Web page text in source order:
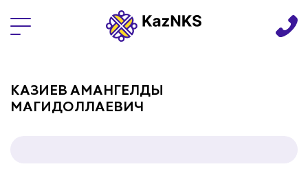
КАЗИЕВ АМАНГЕЛДЫ
МАГИДОЛЛАЕВИЧ